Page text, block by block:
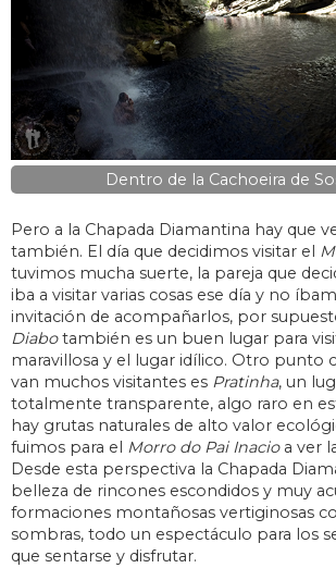
Dentro de la Cachoeira de
Pero a la Chapada Diamantina hay que
también. El día que decidimos visitar el
tuvimos mucha suerte, la pareja que
iba a visitar varias cosas ese día y no
invitación de acompañarlos, por
Diabotambién es un buen lugar para
maravillosa y el lugar idílico. Otro punto
van muchos visitantes es Pratinha, un
totalmente transparente, algo raro en
hay grutas naturales de alto valor
fuimos para el Morro do Pai Inacioa ver
Desde esta perspectiva la Chapada
belleza de rincones escondidos y muy
formaciones montañosas vertiginosas
sombras, todo un espectáculo para los
que sentarse y disfrutar.